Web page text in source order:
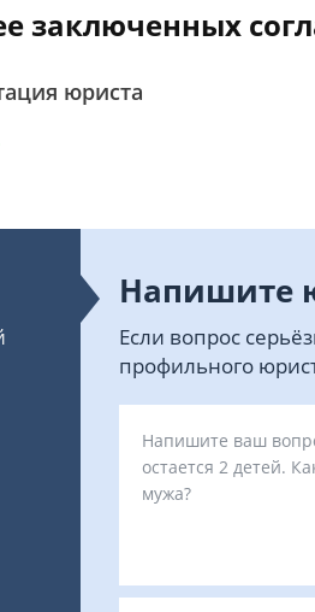
заключенных
юриста
Напишите
Если вопрос
профильного